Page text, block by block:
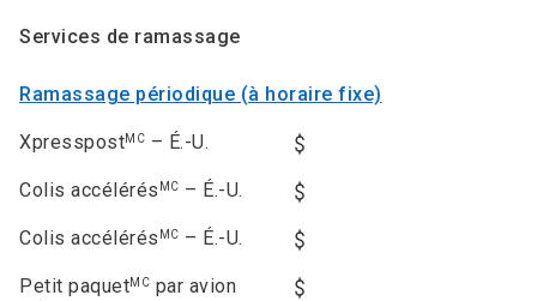
Services de ramassage
Ramassage périodique (à horaire fixe)
XpresspostMC – É.-U.
Colis accélérés MC – É.-U.
Colis accélérés MC – É.-U.
Petit paquetMC par avion